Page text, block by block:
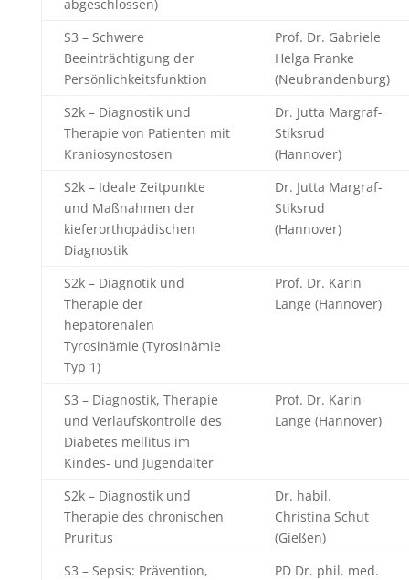
abgeschlossen)
S3 – Schwere
Beeinträchtigung der
Persönlichkeitsfunktion
Prof. Dr. Gabriele
Helga Franke
(Neubrandenburg)
S2k – Diagnostik und
Therapie von Patienten mit
Kraniosynostosen
Dr. Jutta Margraf-
Stiksrud
(Hannover)
S2k – Ideale Zeitpunkte
und Maßnahmen der
kieferorthopädischen
Diagnostik
Dr. Jutta Margraf-
Stiksrud
(Hannover)
S2k – Diagnotik und
Therapie der
hepatorenalen
Tyrosinämie (Tyrosinämie
Typ 1)
Prof. Dr. Karin
Lange (Hannover)
S3 – Diagnostik, Therapie
und Verlaufskontrolle des
Diabetes mellitus im
Kindes- und Jugendalter
Prof. Dr. Karin
Lange (Hannover)
S2k – Diagnostik und
Therapie des chronischen
Pruritus
Dr. habil.
Christina Schut
(Gießen)
S3 – Sepsis: Prävention,
PD Dr. phil. med.